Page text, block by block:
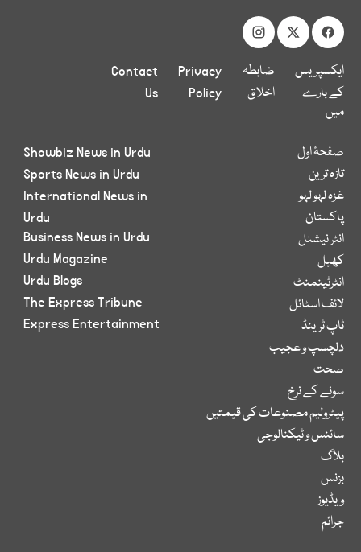
ایکسپریس
کے بارے
میں
ضابطہ
اخلاق
Privacy
Policy
Contact
Us
صفحۂ اول
تازہ ترین
غزہ لہو لہو
پاکستان
انٹر نیشنل
کھیل
انٹرٹینمنٹ
لائف اسٹائل
ٹاپ ٹرینڈ
دلچسپ و عجیب
صحت
سونے کے نرخ
پیٹرولیم مصنوعات کی قیمتیں
سائنس و ٹیکنالوجی
بلاگ
بزنس
ویڈیوز
جرائم
Showbiz News in Urdu
Sports News in Urdu
International News in
Urdu
Business News in Urdu
Urdu Magazine
Urdu Blogs
The Express Tribune
Express Entertainment